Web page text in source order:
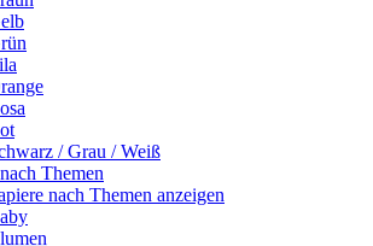
/ Grau / Weiß
Themen
nach Themen anzeigen